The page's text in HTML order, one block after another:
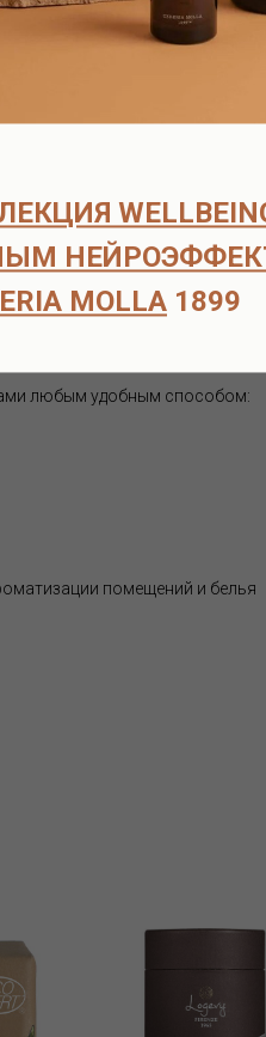
MOLLA 1899
подтверждения наличия
916-725-52-45 по адресу :
Достависта - 500-700р, в
от объёма и адреса
любым удобным способом:
помещений и белья